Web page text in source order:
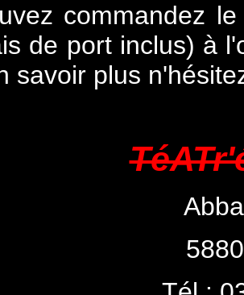
commandez
de port inclus) à
savoir plus